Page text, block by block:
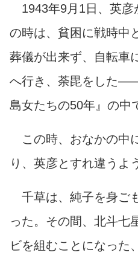
1943年9月1日、英彦
の時は、貧困に戦時中
葬儀が出来ず、自転車
へ行き、荼毘をした
島女たちの50年』の中
この時、おなかの中
り、英彦とすれ違うよ
千草は、純子を身ご
った。その間、北斗七
ビを組むことになった